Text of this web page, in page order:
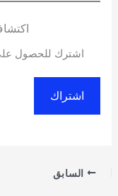
اشترك للحصول
اشتراك
السابق